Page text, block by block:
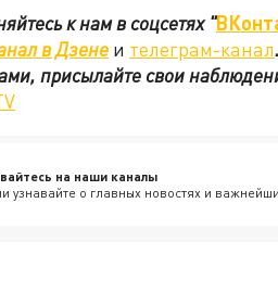
к нам в соцсетях"
в Дзене и телеграм-канал
присылайте свои
на наши каналы
узнавайте о главных новостях и